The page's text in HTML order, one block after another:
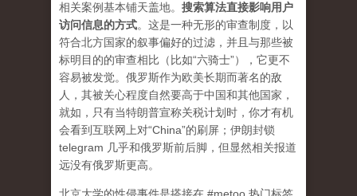
相关案例基本铺天盖地。 搜索算法直接影响用户
访问信息的方式。 这是一种无形的审查制度，以
符合北方国家的叙事偏好的过滤，并且与那些被
标明目的的审查相比（比如“六骑士”），它更不
容易被发觉。俄罗斯作为欧美长期而著名的敌
人，其被关心程度自然要高于中国和其他国家，
就如，只有当特朗普宣称关税计划时，你才有机
会看到互联网上对“China”的刷屏；伊朗封锁
telegram 几乎和俄罗斯前后脚，但显然相关报道
远没有俄罗斯更高。